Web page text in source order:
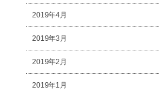
2019年4月
2019年3月
2019年2月
2019年1月